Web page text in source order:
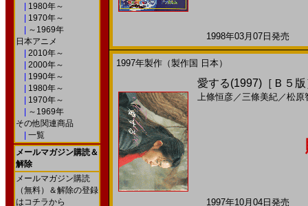
1980年～
1970年～
～1969年
日本アニメ
2010年～
2000年～
1990年～
1980年～
1970年～
～1969年
その他関連商品
一覧
メールマガジン購読＆
解除
メールマガジン購読
（無料）＆解除の登録
はコチラから
1998年03月07日発売
1997年製作（製作国 日本）
愛する(1997)［Ｂ５版
上條恒彦／三條美紀／松原
1997年10月04日発売